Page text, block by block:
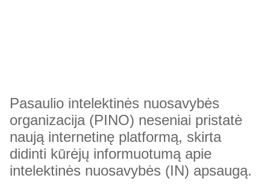
Pasaulio intelektinės nuosavybės
organizacija (PINO) neseniai pristatė
naują internetinę platformą, skirta
didinti kūrėjų informuotumą apie
intelektinės nuosavybės (IN) apsaugą.